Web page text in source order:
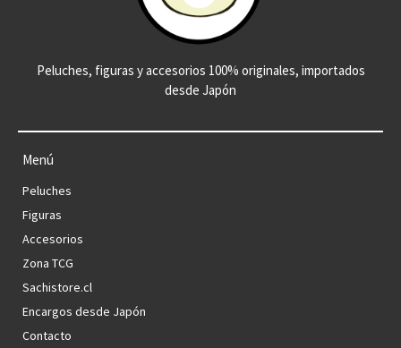
Peluches, figuras y accesorios 100% originales, importados
desde Japón
Menú
Peluches
Figuras
Accesorios
Zona TCG
Sachistore.cl
Encargos desde Japón
Contacto